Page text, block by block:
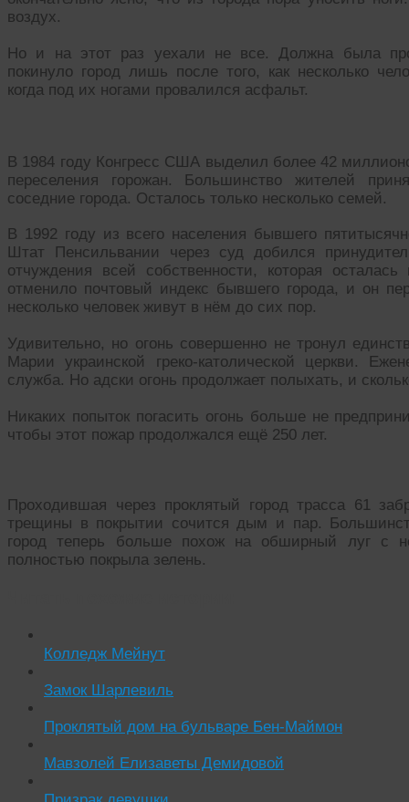
воздух.
Но и на этот раз уехали не все. Должна была
покинуло город лишь после того, как несколько
когда под их ногами провалился асфальт.
В 1984 году Конгресс США выделил более 42
переселения горожан. Большинство жителей
соседние города. Осталось только несколько семей.
В 1992 году из всего населения бывшего
Штат Пенсильвании через суд добился
отчуждения всей собственности, которая
отменило почтовый индекс бывшего города, и он
несколько человек живут в нём до сих пор.
Удивительно, но огонь совершенно не тронул
Марии украинской греко-католической церкви.
служба. Но адски огонь продолжает полыхать, и
Никаких попыток погасить огонь больше не
чтобы этот пожар продолжался ещё 250 лет.
Проходившая через проклятый город трасса 61
трещины в покрытии сочится дым и пар.
город теперь больше похож на обширный луг с
полностью покрыла зелень.
Колледж Мейнут
Замок Шарлевиль
Проклятый дом на бульваре Бен-Маймон
Мавзолей Елизаветы Демидовой